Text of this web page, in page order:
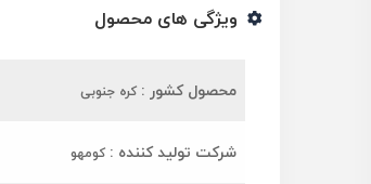
ویژگی های محصول
محصول کشور : کره جنوبی
شرکت تولید کننده : کومهو